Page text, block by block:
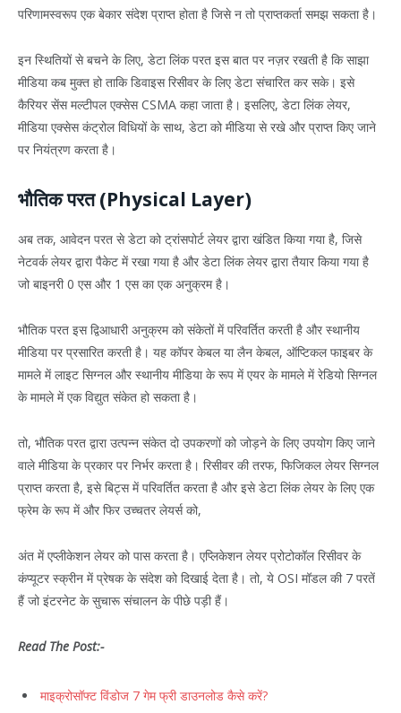
परिणामस्वरूप एक बेकार संदेश प्राप्त होता है जिसे न तो प्राप्तकर्ता समझ सकता है।
इन स्थितियों से बचने के लिए, डेटा लिंक परत इस बात पर नज़र रखती है कि साझा
मीडिया कब मुक्त हो ताकि डिवाइस रिसीवर के लिए डेटा संचारित कर सके। इसे
कैरियर सेंस मल्टीपल एक्सेस CSMA कहा जाता है। इसलिए, डेटा लिंक लेयर,
मीडिया एक्सेस कंट्रोल विधियों के साथ, डेटा को मीडिया से रखे और प्राप्त किए जाने
पर नियंत्रण करता है।
भौतिक परत (Physical Layer)
अब तक, आवेदन परत से डेटा को ट्रांसपोर्ट लेयर द्वारा खंडित किया गया है, जिसे
नेटवर्क लेयर द्वारा पैकेट में रखा गया है और डेटा लिंक लेयर द्वारा तैयार किया गया है
जो बाइनरी 0 एस और 1 एस का एक अनुक्रम है।
भौतिक परत इस द्विआधारी अनुक्रम को संकेतों में परिवर्तित करती है और स्थानीय
मीडिया पर प्रसारित करती है। यह कॉपर केबल या लैन केबल, ऑप्टिकल फाइबर के
मामले में लाइट सिग्नल और स्थानीय मीडिया के रूप में एयर के मामले में रेडियो सिग्नल
के मामले में एक विद्युत संकेत हो सकता है।
तो, भौतिक परत द्वारा उत्पन्न संकेत दो उपकरणों को जोड़ने के लिए उपयोग किए जाने
वाले मीडिया के प्रकार पर निर्भर करता है। रिसीवर की तरफ, फिजिकल लेयर सिग्नल
प्राप्त करता है, इसे बिट्स में परिवर्तित करता है और इसे डेटा लिंक लेयर के लिए एक
फ्रेम के रूप में और फिर उच्चतर लेयर्स को,
अंत में एप्लीकेशन लेयर को पास करता है। एप्लिकेशन लेयर प्रोटोकॉल रिसीवर के
कंप्यूटर स्क्रीन में प्रेषक के संदेश को दिखाई देता है। तो, ये OSI मॉडल की 7 परतें
हैं जो इंटरनेट के सुचारू संचालन के पीछे पड़ी हैं।
Read The Post:-
माइक्रोसॉफ्ट विंडोज 7 गेम फ्री डाउनलोड कैसे करें?